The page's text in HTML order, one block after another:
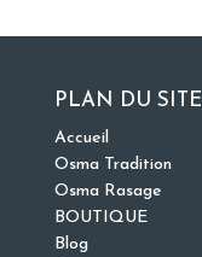
PLAN DU SITE
Accueil
Osma Tradition
Osma Rasage
BOUTIQUE
Blog